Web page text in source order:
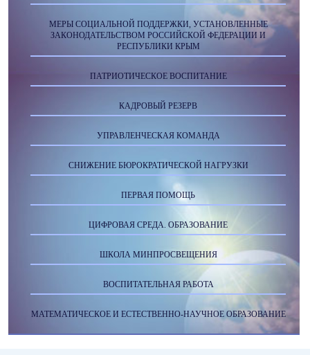
МЕРЫ СОЦИАЛЬНОЙ ПОДДЕРЖКИ, УСТАНОВЛЕННЫЕ
ЗАКОНОДАТЕЛЬСТВОМ РОССИЙСКОЙ ФЕДЕРАЦИИ И
РЕСПУБЛИКИ КРЫМ
ПАТРИОТИЧЕСКОЕ ВОСПИТАНИЕ
КАДРОВЫЙ РЕЗЕРВ
УПРАВЛЕНЧЕСКАЯ КОМАНДА
СНИЖЕНИЕ БЮРОКРАТИЧЕСКОЙ НАГРУЗКИ
ПЕРВАЯ ПОМОЩЬ
ЦИФРОВАЯ СРЕДА. ОБРАЗОВАНИЕ
ШКОЛА МИНПРОСВЕЩЕНИЯ
ВОСПИТАТЕЛЬНАЯ РАБОТА
МАТЕМАТИЧЕСКОЕ И ЕСТЕСТВЕННО-НАУЧНОЕ ОБРАЗОВАНИЕ